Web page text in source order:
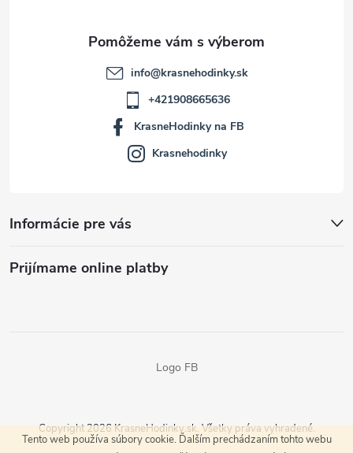
Tento web používa súbory cookie. Ďalším prechádzaním tohto webu
Informácie pre vás
Prijímame online platby
info@krasnehodinky.sk
+421908665636
KrasneHodinky na FB
Krasnehodinky
Logo FB
Copyright 2026 KrasneHodinky.sk. Všetky práva vyhradené.